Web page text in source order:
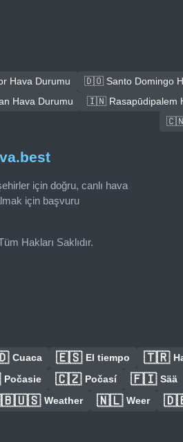
Hava Durumu 🇩🇴 Santo Domingo
Hava Durumu
🇮🇳 Rasapūdipalem
🇨🇳
için doğru, canlı hava
için başvuru
Hakları Saklıdır.
Cuaca 🇪🇸 El tiempo 🇹🇷
Počasie 🇨🇿 Počasí 🇫🇮 Sää
Weather 🇳🇱 Weer